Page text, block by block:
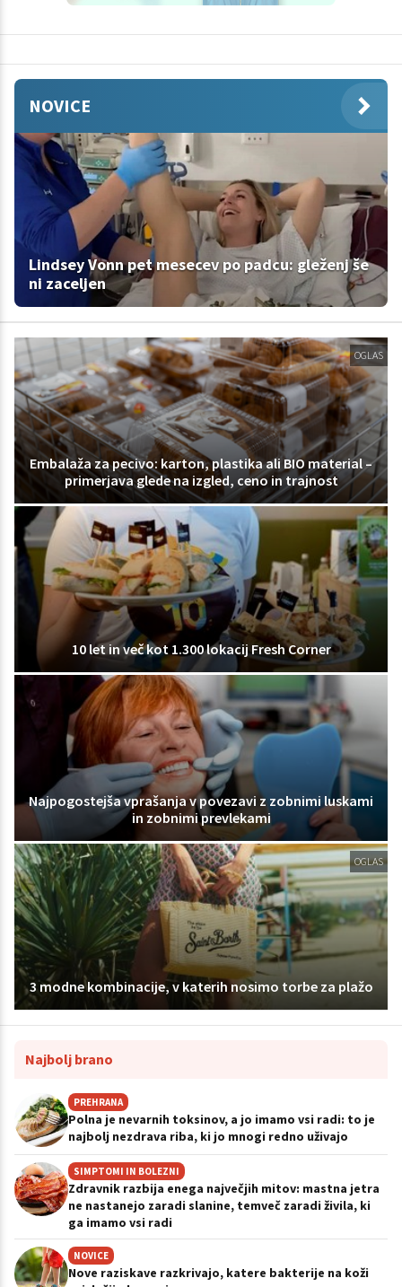
NOVICE
Lindsey Vonn pet mesecev po padcu: gleženj še
ni zaceljen
OGLAS
Embalaža za pecivo: karton, plastika ali BIO material –
primerjava glede na izgled, ceno in trajnost
10 let in več kot 1.300 lokacij Fresh Corner
Najpogostejša vprašanja v povezavi z zobnimi luskami
in zobnimi prevlekami
OGLAS
3 modne kombinacije, v katerih nosimo torbe za plažo
Najbolj brano
PREHRANA
Polna je nevarnih toksinov, a jo imamo vsi radi: to je
najbolj nezdrava riba, ki jo mnogi redno uživajo
SIMPTOMI IN BOLEZNI
Zdravnik razbija enega največjih mitov: mastna jetra
ne nastanejo zaradi slanine, temveč zaradi živila, ki
ga imamo vsi radi
NOVICE
Nove raziskave razkrivajo, katere bakterije na koži